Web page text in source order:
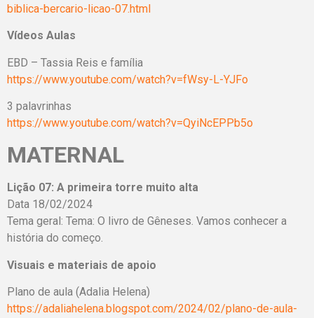
biblica-bercario-licao-07.html
Vídeos Aulas
EBD – Tassia Reis e família
https://www.youtube.com/watch?v=fWsy-L-YJFo
3 palavrinhas
https://www.youtube.com/watch?v=QyiNcEPPb5o
MATERNAL
Lição 07: A primeira torre muito alta
Data 18/02/2024
Tema geral: Tema: O livro de Gêneses. Vamos conhecer a
história do começo.
Visuais e materiais de apoio
Plano de aula (Adalia Helena)
https://adaliahelena.blogspot.com/2024/02/plano-de-aula-